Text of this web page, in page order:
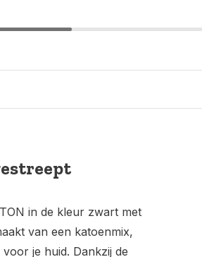
in de kleur zwart met
van een katoenmix,
je huid. Dankzij de